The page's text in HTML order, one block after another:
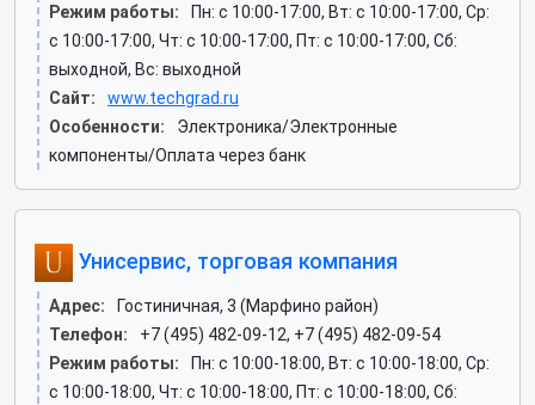
Режим работы:
Пн: c 10:00-17:00, Вт: c 10:00-17:00, Ср:
c 10:00-17:00, Чт: c 10:00-17:00, Пт: c 10:00-17:00, Сб:
выходной, Вс: выходной
Сайт:
www.techgrad.ru
Особенности:
Электроника/Электронные
компоненты/Оплата через банк
Унисервис, торговая компания
Адрес:
Гостиничная, 3 (Марфино район)
Телефон:
+7 (495) 482-09-12, +7 (495) 482-09-54
Режим работы:
Пн: c 10:00-18:00, Вт: c 10:00-18:00, Ср:
c 10:00-18:00, Чт: c 10:00-18:00, Пт: c 10:00-18:00, Сб: